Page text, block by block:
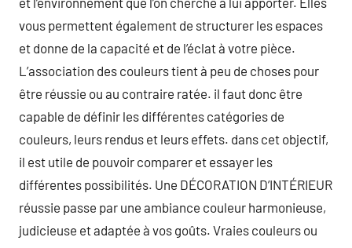
vous permettent également de structurer les espaces
et donne de la capacité et de l’éclat à votre pièce.
L’association des couleurs tient à peu de choses pour
être réussie ou au contraire ratée. il faut donc être
capable de définir les différentes catégories de
couleurs, leurs rendus et leurs effets. dans cet objectif,
il est utile de pouvoir comparer et essayer les
différentes possibilités. Une DÉCORATION D’INTÉRIEUR
réussie passe par une ambiance couleur harmonieuse,
judicieuse et adaptée à vos goûts. Vraies couleurs ou